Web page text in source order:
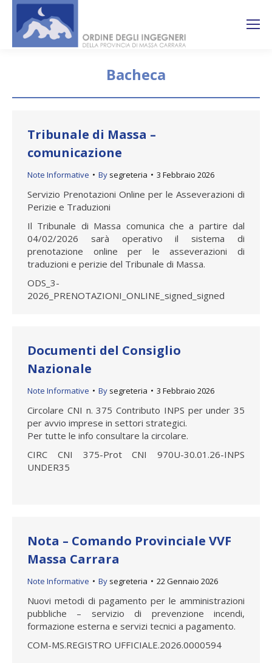
Bacheca
Tribunale di Massa –
comunicazione
Note Informative By segreteria 3 Febbraio 2026
Servizio Prenotazioni Online per le Asseverazioni di
Perizie e Traduzioni
Il Tribunale di Massa comunica che a partire dal
04/02/2026 sarà operativo il sistema di
prenotazione online per le asseverazioni di
traduzioni e perizie del Tribunale di Massa.
ODS_3-
2026_PRENOTAZIONI_ONLINE_signed_signed
Documenti del Consiglio
Nazionale
Note Informative By segreteria 3 Febbraio 2026
Circolare CNI n. 375 Contributo INPS per under 35
per avvio imprese in settori strategici.
Per tutte le info consultare la circolare.
CIRC CNI 375-Prot CNI 970U-30.01.26-INPS
UNDER35
Nota – Comando Provinciale VVF
Massa Carrara
Note Informative By segreteria 22 Gennaio 2026
Nuovi metodi di pagamento per le amministrazioni
pubbliche – servizio di prevenzione incendi,
formazione esterna e servizi tecnici a pagamento.
COM-MS.REGISTRO UFFICIALE.2026.0000594